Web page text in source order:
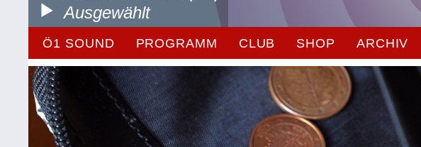
Ausgewählt
Ö1 SOUND PROGRAMM CLUB SHOP ARCHIV